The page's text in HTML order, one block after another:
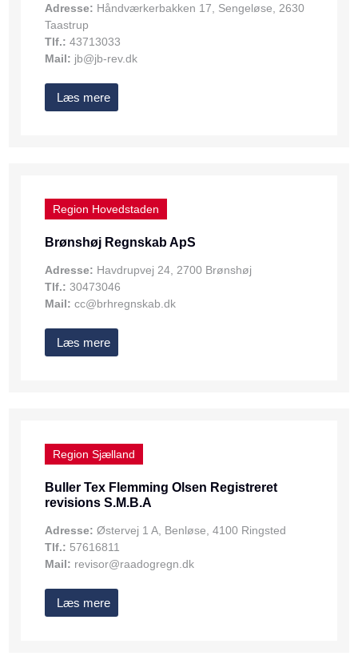
Adresse: Håndværkerbakken 17, Sengeløse, 2630
Taastrup
Tlf.: 43713033
Mail: jb@jb-rev.dk
Læs mere
Region Hovedstaden
Brønshøj Regnskab ApS
Adresse: Havdrupvej 24, 2700 Brønshøj
Tlf.: 30473046
Mail: cc@brhregnskab.dk
Læs mere
Region Sjælland
Buller Tex Flemming Olsen Registreret
revisions S.M.B.A
Adresse: Østervej 1 A, Benløse, 4100 Ringsted
Tlf.: 57616811
Mail: revisor@raadogregn.dk
Læs mere